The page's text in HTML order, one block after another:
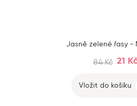
Jasně zelené řasy -
84 Kč 21
Vložit do košíku